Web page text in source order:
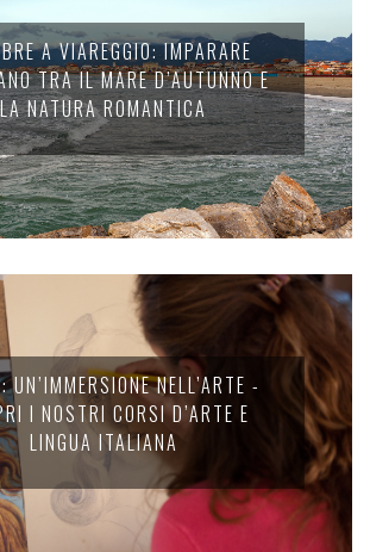
A VIAREGGIO: IMPARARE
TRA IL MARE D’AUTUNNO E
LA NATURA ROMANTICA
UN’IMMERSIONE NELL’ARTE -
I NOSTRI CORSI D’ARTE E
LINGUA ITALIANA